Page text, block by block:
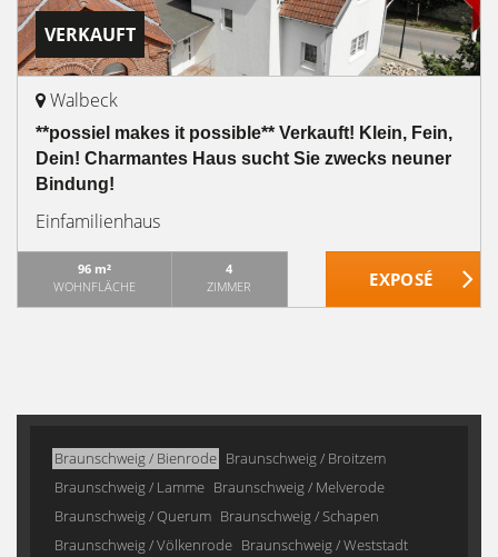
VERKAUFT
Walbeck
**possiel makes it possible** Verkauft! Klein, Fein,
Dein! Charmantes Haus sucht Sie zwecks neuner
Bindung!
Einfamilienhaus
96 m²
WOHNFLÄCHE
4
ZIMMER
Braunschweig / Bienrode Braunschweig / Broitzem
Braunschweig / Lamme Braunschweig / Melverode
Braunschweig / Querum Braunschweig / Schapen
Braunschweig / Völkenrode Braunschweig / Weststadt